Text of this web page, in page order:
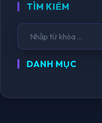
TÌM KIẾM
DANH MỤC